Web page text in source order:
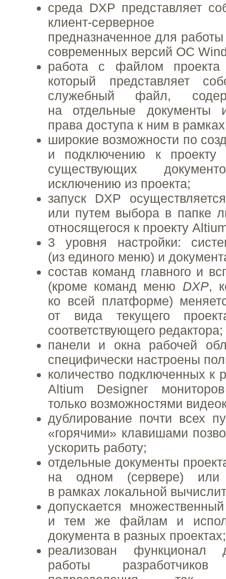
среда DXP представляет
клиент-серверное
предназначенное для
современных версий ОС
работа с файлом проекта
который представляет
служебный файл,
на отдельные документы
права доступа к ним в
широкие возможности по
и подключению к проекту
существующих
исключению из проекта;
запуск DXP
или путем выбора в папке
относящегося к проекту
3 уровня настройки:
(из единого меню) и
состав команд главного и
(кроме команд меню DXP,
ко всей платформе)
от вида текущего
соответствующего редактора;
панели и окна рабочей
специфически настроены
количество подключенных к
Altium Designer мониторов
только возможностями
дублирование почти всех
«горячими» клавишами
ускорить работу;
отдельные документы
на одном (сервере) или
в рамках локальной
допускается
и тем же файлам и
документа в разных проектах;
реализован функционал
работы